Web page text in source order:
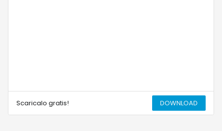
Scaricalo gratis! DOWNLOAD